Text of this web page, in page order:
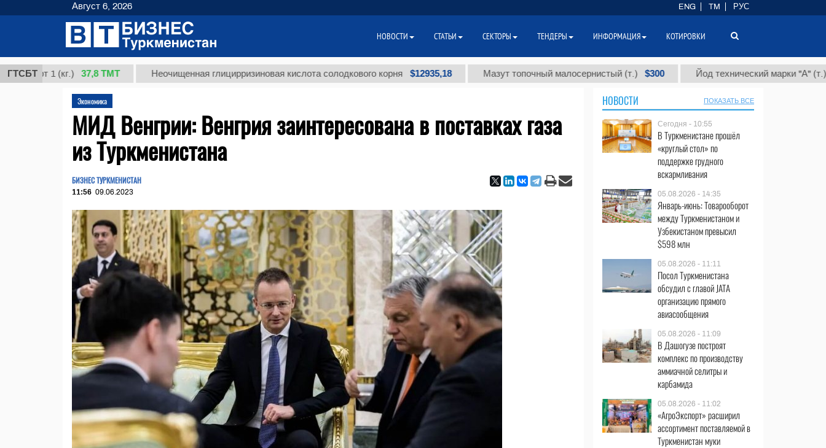
ГТСБТ
1 (кг.) 37,8 ТМТ Неочищенная глицирризиновая кислота солодкового корня $12935,18 Мазут топочный малосернистый (т.) $300 Йод технический марки "А" (т.) $86
Экономика
МИД Венгрии: Венгрия заинтересована в поставках газа
из Туркменистана
БИЗНЕС ТУРКМЕНИСТАН
11:56 09.06.2023
НОВОСТИ ПОКАЗАТЬ ВСЕ
Сегодня - 10:55
В Туркменистане прошёл
«круглый стол» по
поддержке грудного
вскармливания
05.08.2026 - 14:35
Январь-июнь: Товарооборот
между Туркменистаном и
Узбекистаном превысил
$598 млн
05.08.2026 - 11:11
Посол Туркменистана
обсудил с главой JATA
организацию прямого
авиасообщения
05.08.2026 - 11:09
В Дашогузе построят
комплекс по производству
аммиачной селитры и
карбамида
05.08.2026 - 11:02
«АгроЭкспорт» расширил
ассортимент поставляемой в
Туркменистан муки
Август 6, 2026 ENG TM РУС
НОВОСТИ СТАТЬИ СЕКТОРЫ ТЕНДЕРЫ ИНФОРМАЦИЯ КОТИРОВКИ